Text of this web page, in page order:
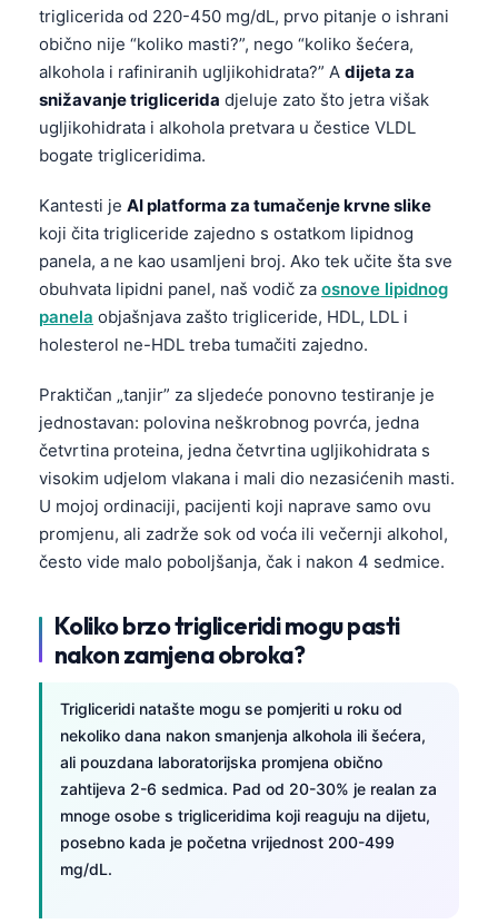
triglicerida od 220-450 mg/dL, prvo pitanje o ishrani
obično nije “koliko masti?”, nego “koliko šećera,
alkohola i rafiniranih ugljikohidrata?” A dijeta za
snižavanje triglicerida djeluje zato što jetra višak
ugljikohidrata i alkohola pretvara u čestice VLDL
bogate trigliceridima.
Kantesti je AI platforma za tumačenje krvne slike
koji čita trigliceride zajedno s ostatkom lipidnog
panela, a ne kao usamljeni broj. Ako tek učite šta sve
obuhvata lipidni panel, naš vodič za osnove lipidnog
panela objašnjava zašto trigliceride, HDL, LDL i
holesterol ne-HDL treba tumačiti zajedno.
Praktičan „tanjir” za sljedeće ponovno testiranje je
jednostavan: polovina neškrobnog povrća, jedna
četvrtina proteina, jedna četvrtina ugljikohidrata s
visokim udjelom vlakana i mali dio nezasićenih masti.
U mojoj ordinaciji, pacijenti koji naprave samo ovu
promjenu, ali zadrže sok od voća ili večernji alkohol,
često vide malo poboljšanja, čak i nakon 4 sedmice.
Koliko brzo trigliceridi mogu pasti
nakon zamjena obroka?
Trigliceridi natašte mogu se pomjeriti u roku od
nekoliko dana nakon smanjenja alkohola ili šećera,
ali pouzdana laboratorijska promjena obično
zahtijeva 2-6 sedmica. Pad od 20-30% je realan za
mnoge osobe s trigliceridima koji reaguju na dijetu,
posebno kada je početna vrijednost 200-499
mg/dL.